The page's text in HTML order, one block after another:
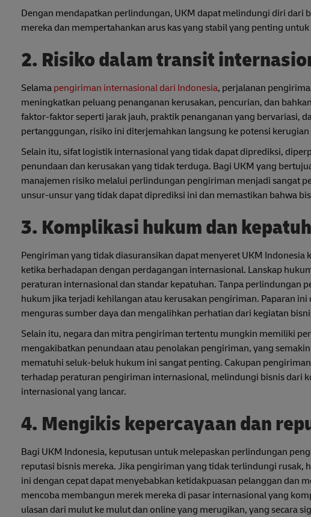
Dengan mendapatkan perlindungan, UKM dapat melindungi diri dari
mereka dan mempertahankan arus kas yang stabil yang penting
2. Risiko dalam transit
Selama pengiriman internasional dari Indonesia, perjalanan
meningkatkan peluang penanganan kerusakan, pencurian, dan
faktor-faktor seperti jarak jauh, praktik penanganan yang bervariasi,
pertanggungan, risiko ini diterjemahkan langsung ke potensi
Selain itu, sifat logistik internasional yang tidak dapat diprediksi,
penundaan dan kerusakan yang tidak terduga. Bagi UKM yang
manajemen risiko melalui perlindungan pengiriman menjadi sangat
unsur-unsur yang tidak dapat diprediksi ini dan memastikan bahwa
3. Komplikasi hukum dan
Pengiriman yang tidak diasuransikan dapat menyeret UKM
ketika berhadapan dengan perdagangan internasional. Lanskap
peraturan internasional dan standar kepatuhan. Tanpa perlindungan
hukum jika terjadi kehilangan atau kerusakan pengiriman. Paparan
menguras sumber daya dan mengalihkan perhatian dari kegiatan
Selain itu, negara dan mitra pengiriman tertentu mungkin memiliki
mengakibatkan penundaan atau penolakan pengiriman, yang
mematuhi seluk-beluk hukum ini sangat penting. Cakupan
terhadap peraturan pengiriman internasional, melindungi bisnis dari
internasional yang lancar.
4. Mengikis kepercayaan dan
Bagi UKM Indonesia, keputusan untuk melepaskan perlindungan
reputasi bisnis mereka. Jika pengiriman yang tidak terlindungi
ini dengan cepat dapat menyebabkan ketidakpuasan pelanggan dan
mencoba membangun merek mereka di pasar internasional yang
ulasan dari mulut ke mulut dan online yang merugikan, yang secara